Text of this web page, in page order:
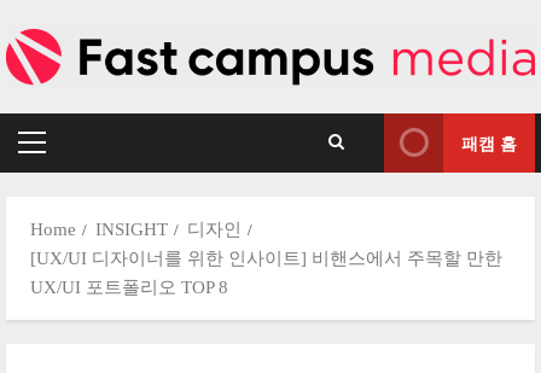
to
content
Primary
패캠 홈
Home INSIGHT
디자인
[UX/UI 디자이너를 위한 인사이트] 비핸스에서 주목할 만한
UX/UI 포트폴리오 TOP 8